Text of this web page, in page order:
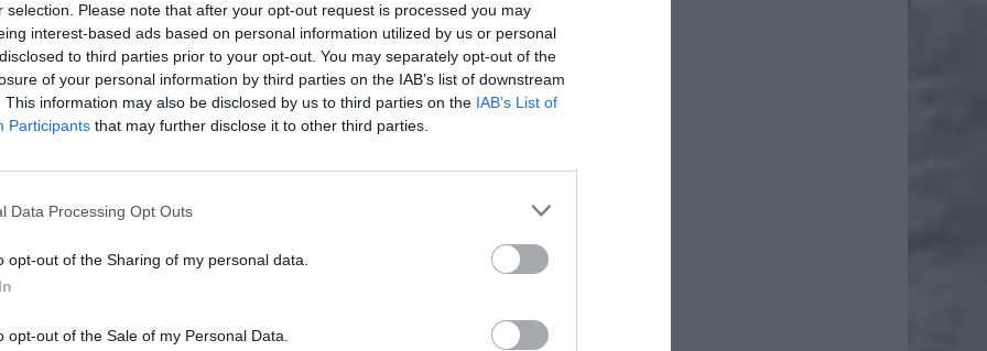
selection. Please note that after your opt-out request is processed you may
interest-based ads based on personal information utilized by us or personal
to third parties prior to your opt-out. You may separately opt-out of the
of your personal information by third parties on the IAB’s list of downstream
This information may also be disclosed by us to third parties on the IAB’s List of
Participants that may further disclose it to other third parties.
Data Processing Opt Outs
opt-out of the Sharing of my personal data.
opt-out of the Sale of my Personal Data.
dziś ok 9 rano, na stacji metra Ursynów, młody chłopak uratował starszą